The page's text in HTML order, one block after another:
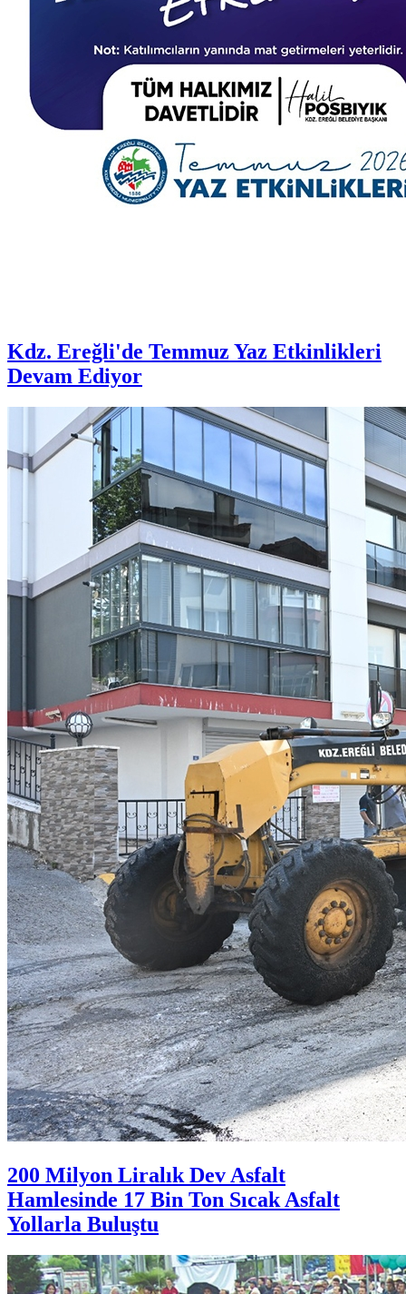
Kdz. Ereğli'de Temmuz Yaz Etkinlikleri
Devam Ediyor
200 Milyon Liralık Dev Asfalt
Hamlesinde 17 Bin Ton Sıcak Asfalt
Yollarla Buluştu